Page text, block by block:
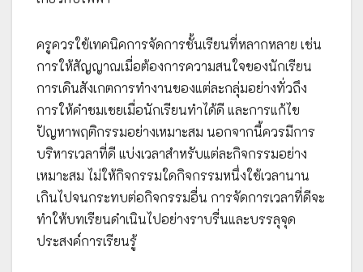
ครูควรใช้เทคนิคการจัดการชั้นเรียนที่หลากหลาย เช่น
การให้สัญญาณเมื่อต้องการความสนใจของนักเรียน
การเดินสังเกตการทำงานของแต่ละกลุ่มอย่างทั่วถึง
การให้คำชมเชยเมื่อนักเรียนทำได้ดี และการแก้ไข
ปัญหาพฤติกรรมอย่างเหมาะสม นอกจากนี้ควรมีการ
บริหารเวลาที่ดี แบ่งเวลาสำหรับแต่ละกิจกรรมอย่าง
เหมาะสม ไม่ให้กิจกรรมใดกิจกรรมหนึ่งใช้เวลานาน
เกินไปจนกระทบต่อกิจกรรมอื่น การจัดการเวลาที่ดีจะ
ทำให้บทเรียนดำเนินไปอย่างราบรื่นและบรรลุจุด
ประสงค์การเรียนรู้